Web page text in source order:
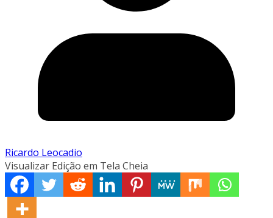
Ricardo Leocadio
Visualizar Edição em Tela Cheia